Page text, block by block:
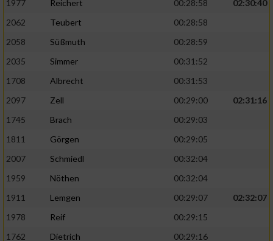
1977
Reichert 00:28:58
02:30:40
2062
Teubert
00:28:58
2058
Süßmuth
00:28:59
2035
Simmer
00:31:52
1708
Albrecht
00:31:53
2097
Zell 00:29:00
02:31:16
1745
Brach
00:29:03
1811
Görgen
00:29:05
2007
Schmiedl
00:32:04
1959
Nöthen
00:32:04
1911
Lemgen 00:29:07
02:32:07
1978
Reif
00:29:15
1762
Dietrich
00:29:16
Verwendung reduzierter Daten zur Auswahl
von Werbeanzeigen
Erstellung von Profilen für personalisierte
Werbung
personalisierter Werbung
von Inhalten
personalisierter Inhalte
Messung der Werbeleistung